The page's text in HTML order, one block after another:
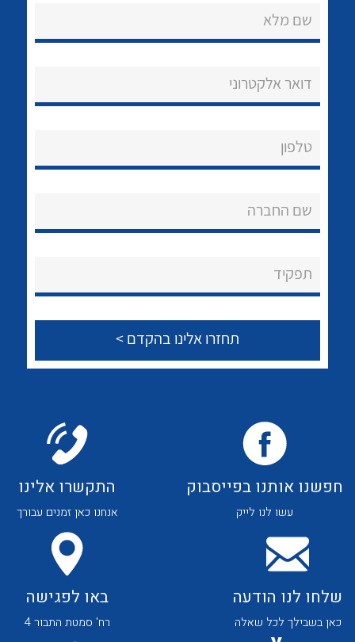
הצוות שלנו
שירותי תמיכה
צור קשר
לכל מוצרי היצרן לכל מוצרי היצרן
לכל מוצרי היצרן לכל מוצרי היצרן
שם מלא
דואר אלקטרוני
טלפון
שם החברה
תפקיד
חפשנו אותנו בפייסבוק
עשו לנו לייק
התקשרו אלינו
אנחנו כאן זמנים עבורך
שלחו לנו הודעה
כאן בשבילך לכל שאלה
באו לפגישה
רח' סמטת התבור 4